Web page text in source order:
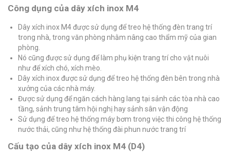
Công dụng của dây xích inox M4
Dây xích inox M4 được sử dụng để treo hệ thống đèn trang trí
trong nhà, trong văn phòng nhằm nâng cao thẩm mỹ của gian
phòng.
Nó cũng được sử dụng để làm phụ kiện trang trí cho vật nuôi
như để xích chó, xích mèo.
Dây xích inox được sử dụng để treo hệ thống đèn bên trong nhà
xưởng của các nhà máy.
Được sử dụng để ngăn cách hàng lang tại sảnh các tòa nhà cao
tầng, sảnh trung tâm hội nghị hay sảnh sân vận động
Sử dụng để treo hệ thống máy bơm trong việc thi công hệ thống
nước thải, cũng như hệ thống đài phun nước trang trí
Cấu tạo của dây xích inox M4 (D4)